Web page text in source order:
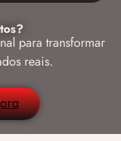
para transformar
reais.